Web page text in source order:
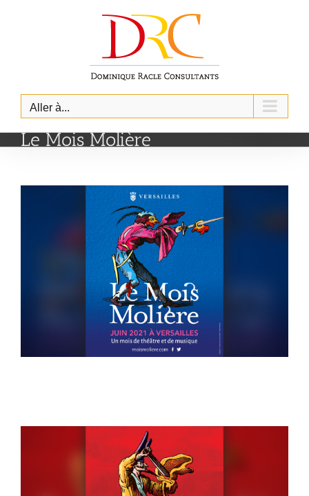
Aller à...
Le Mois Molière